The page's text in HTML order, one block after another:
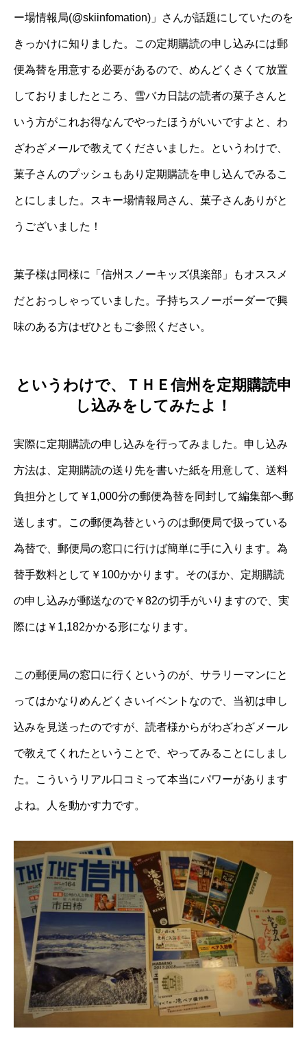
ー場情報局(@skiinfomation) 」さんが話題にしていたのを
きっかけに知りました。この定期購読の申し込みには郵
便為替を用意する必要があるので、めんどくさくて放置
しておりましたところ、雪バカ日誌の読者の菓子さんと
いう方がこれお得なんでやったほうがいいですよと、わ
ざわざメールで教えてくださいました。というわけで、
菓子さんのプッシュもあり定期購読を申し込んでみるこ
とにしました。スキー場情報局さん、菓子さんありがと
うございました！
菓子様は同様に「 信州スノーキッズ倶楽部 」もオススメ
だとおっしゃっていました。子持ちスノーボーダーで興
味のある方はぜひともご参照ください。
というわけで、ＴＨＥ信州を定期購読申
し込みをしてみたよ！
実際に定期購読の申し込みを行ってみました。申し込み
方法は、定期購読の送り先を書いた紙を用意して、送料
負担分として￥1,000分の郵便為替を同封して編集部へ郵
送します。この郵便為替というのは郵便局で扱っている
為替で、郵便局の窓口に行けば簡単に手に入ります。為
替手数料として￥100かかります。そのほか、定期購読
の申し込みが郵送なので￥82の切手がいりますので、実
際には￥1,182かかる形になります。
この郵便局の窓口に行くというのが、サラリーマンにと
ってはかなりめんどくさいイベントなので、当初は申し
込みを見送ったのですが、読者様からがわざわざメール
で教えてくれたということで、やってみることにしまし
た。こういうリアル口コミって本当にパワーがあります
よね。人を動かす力です。